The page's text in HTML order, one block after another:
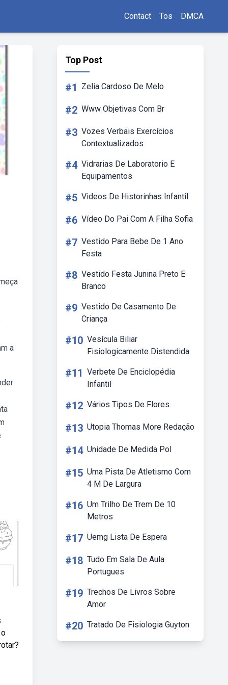
Contact Tos DMCA
a
Top Post
#1 Zelia Cardoso De Melo
#2 Www Objetivas Com Br
#3 Vozes Verbais Exercícios
Contextualizados
#4 Vidrarias De Laboratorio E
Equipamentos
#5 Videos De Historinhas Infantil
#6 Vídeo Do Pai Com A Filha Sofia
#7 Vestido Para Bebe De 1 Ano
Festa
#8 Vestido Festa Junina Preto E
Branco
#9 Vestido De Casamento De
Criança
#10 Vesícula Biliar
Fisiologicamente Distendida
#11 Verbete De Enciclopédia
Infantil
#12 Vários Tipos De Flores
#13 Utopia Thomas More Redação
#14 Unidade De Medida Pol
#15 Uma Pista De Atletismo Com
4 M De Largura
#16 Um Trilho De Trem De 10
Metros
#17 Uemg Lista De Espera
#18 Tudo Em Sala De Aula
Portugues
#19 Trechos De Livros Sobre
Amor
#20 Tratado De Fisiologia Guyton